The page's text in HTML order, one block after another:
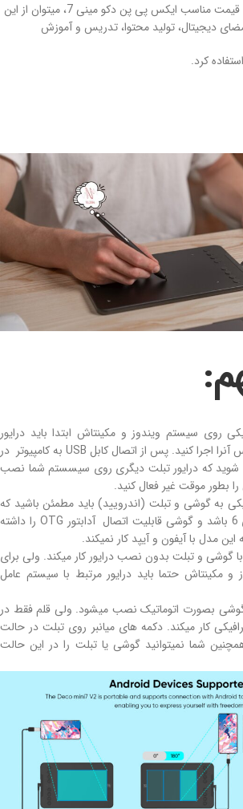
با توجه به ویژگیهای فوق و قیمت مناسب ایکس پی پن دکو مینی 7، میتوان از این
دیجیتال، تولید محتوا، تدریس و آموزش
کرد.
روی سیستم ویندوز و مکینتاش ابتدا باید درایور
مرتبط را دانلود کرده و سپس آنرا اجرا کنید. پس از اتصال کابل USB به کامپیوتر در
شوید که درایور تبلت دیگری روی سیسستم شما نصب
بطور موقت غیر فعال کنید.
به گوشی و تبلت (اندرویید) باید مطمئن باشید که
اندرویید دستگاه شما بالای 6 باشد و گوشی قابلیت اتصال آدابتور OTG را داشته
مدل با آیفون و آیپد کار نمیکند.
گوشی و تبلت بدون نصب درایور کار میکند. ولی برای
و مکینتاش حتما باید درایور مرتبط با سیستم عامل
بصورت اتوماتیک نصب میشود. ولی قلم فقط در
کار میکند. دکمه های میانبر روی تبلت در حالت
شما نمیتوانید گوشی یا تبلت را در این حالت